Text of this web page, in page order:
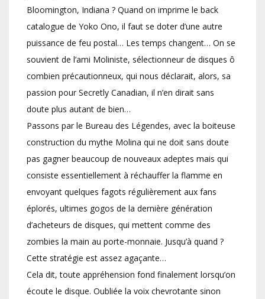
Bloomington, Indiana ? Quand on imprime le back
catalogue de Yoko Ono, il faut se doter d’une autre
puissance de feu postal… Les temps changent… On se
souvient de l’ami Moliniste, sélectionneur de disques ô
combien précautionneux, qui nous déclarait, alors, sa
passion pour Secretly Canadian, il n’en dirait sans
doute plus autant de bien…
Passons par le Bureau des Légendes, avec la boiteuse
construction du mythe Molina qui ne doit sans doute
pas gagner beaucoup de nouveaux adeptes mais qui
consiste essentiellement à réchauffer la flamme en
envoyant quelques fagots régulièrement aux fans
éplorés, ultimes gogos de la dernière génération
d’acheteurs de disques, qui mettent comme des
zombies la main au porte-monnaie. Jusqu’à quand ?
Cette stratégie est assez agaçante…
Cela dit, toute appréhension fond finalement lorsqu’on
écoute le disque. Oubliée la voix chevrotante sinon